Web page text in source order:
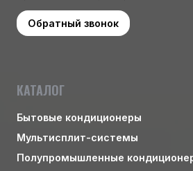
Обратный звонок
КАТАЛОГ
Бытовые кондиционеры
Мультисплит-системы
Полупромышленные